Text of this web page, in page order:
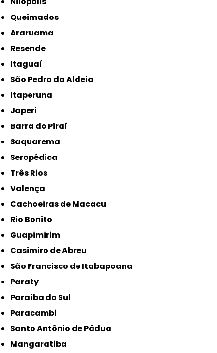
Queimados
Araruama
Resende
Itaguaí
São Pedro da Aldeia
Itaperuna
Japeri
Barra do Piraí
Saquarema
Seropédica
Três Rios
Valença
Cachoeiras de Macacu
Rio Bonito
Guapimirim
Casimiro de Abreu
São Francisco de Itabapoana
Paraty
Paraíba do Sul
Paracambi
Santo Antônio de Pádua
Mangaratiba